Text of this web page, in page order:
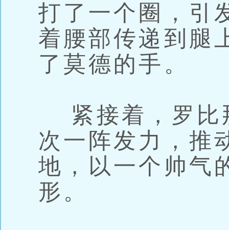
打了一个圈，引
着腰部传递到腿
了莫德的手。
紧接着，罗比
次一阵发力，推
地，以一个帅气
形。